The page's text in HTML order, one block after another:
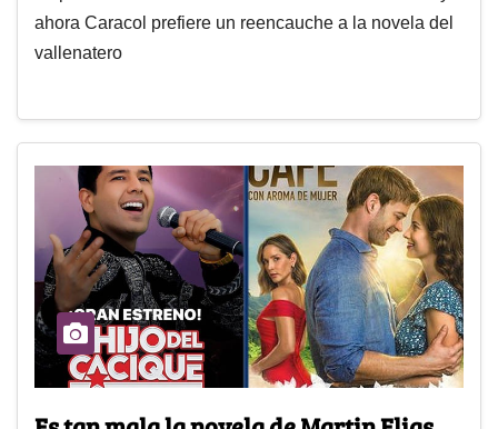
ahora Caracol prefiere un reencauche a la novela del
vallenatero